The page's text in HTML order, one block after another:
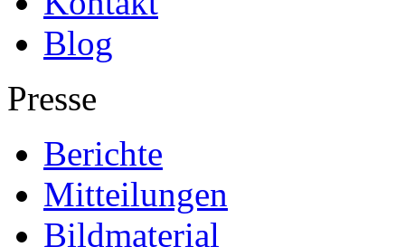
Blog
Presse
Berichte
Mitteilungen
Bildmaterial